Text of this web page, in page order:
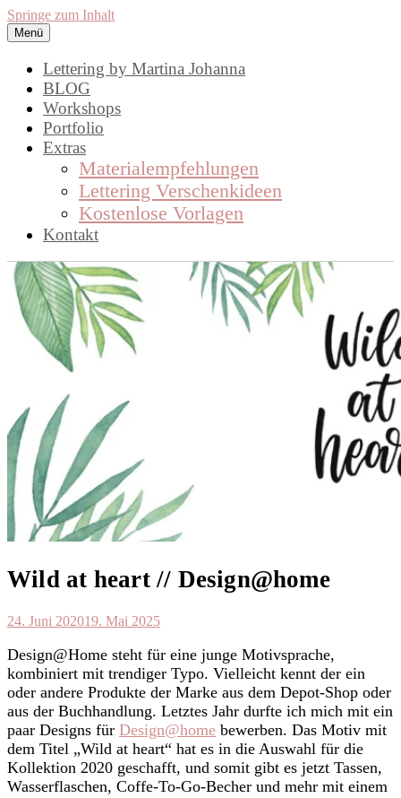
Springe zum Inhalt
Handlettering by Martina Johanna.
Workshops, Inspirationen und DIY,
rund um das Thema Lettering
Menü
Lettering by Martina Johanna
BLOG
Workshops
Portfolio
Extras
Materialempfehlungen
Lettering Verschenkideen
Kostenlose Vorlagen
Kontakt
Wild at heart // Design@home
24. Juni 202019. Mai 2025
Design@Home steht für eine junge Motivsprache,
kombiniert mit trendiger Typo. Vielleicht kennt der ein
oder andere Produkte der Marke aus dem Depot-Shop oder
aus der Buchhandlung. Letztes Jahr durfte ich mich mit ein
paar Designs für Design@home bewerben. Das Motiv mit
dem Titel „Wild at heart“ hat es in die Auswahl für die
Kollektion 2020 geschafft, und somit gibt es jetzt Tassen,
Wasserflaschen, Coffe-To-Go-Becher und mehr mit einem